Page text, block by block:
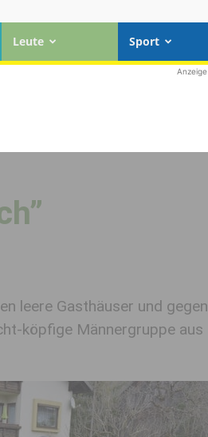
Leute Sport
Anzeige
leere Gasthäuser und gegen
köpfige Männergruppe aus